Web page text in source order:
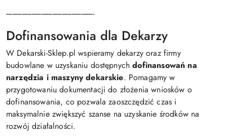
-------------------------------------------------------
Dofinansowania dla Dekarzy
W Dekarski-Sklep.pl wspieramy dekarzy oraz firmy
budowlane w uzyskaniu dostępnych dofinansowań na
narzędzia i maszyny dekarskie. Pomagamy w
przygotowaniu dokumentacji do złożenia wniosków o
dofinansowania, co pozwala zaoszczędzić czas i
maksymalnie zwiększyć szanse na uzyskanie środków na
rozwój działalności.